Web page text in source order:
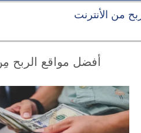
من الأنترنت
أفضل مواقع الربح